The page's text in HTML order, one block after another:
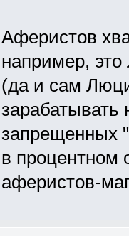
Аферистов
например,
(да и сам
запрещенных
в процентном
аферистов-